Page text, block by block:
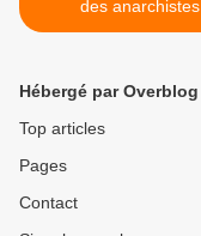
des anarchistes
Hébergé par Overblog
Top articles
Pages
Contact